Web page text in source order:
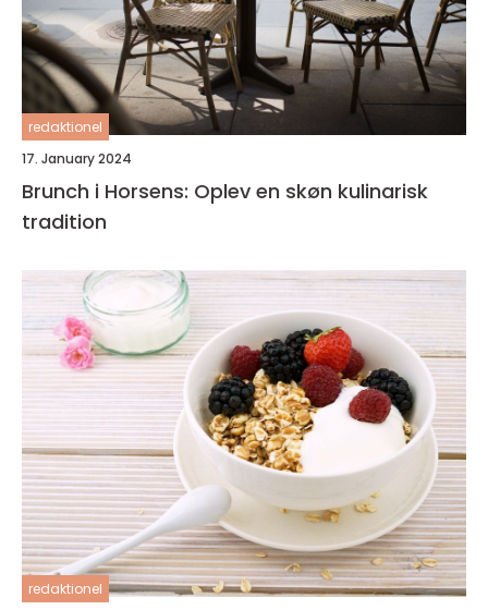
redaktionel
17. January 2024
Brunch i Horsens: Oplev en skøn kulinarisk
tradition
redaktionel